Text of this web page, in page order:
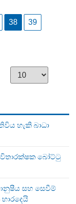
38
39
හැකි බාධා
බෝට්ටු
සහ සෙවීම්